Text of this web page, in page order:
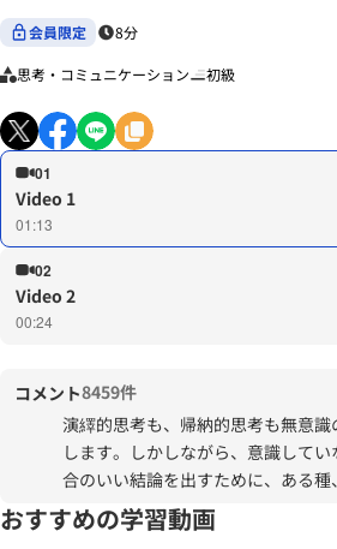
会員限定 8分
思考・コミュニケーション 初級
01
Video 1
01:13
02
Video 2
00:24
コメント8459件
演繹的思考も、帰納的思考も無意
します。しかしながら、意識して
合のいい結論を出すために、ある
じがすることもあります。思い込み
のではなく、自分の思考の過程を客
おすすめの学習動画